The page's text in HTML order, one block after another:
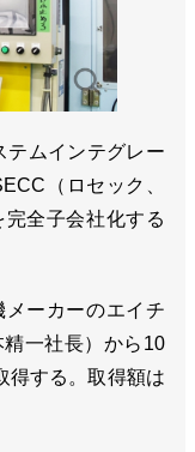
ムインテグレー
（ロセック、
全子会社化する
ーカーのエイチ
一社長）から10
得する。取得額は